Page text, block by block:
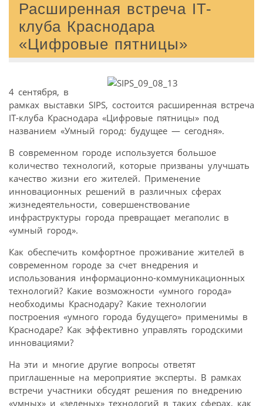
Расширенная встреча IT-
клуба Краснодара
«Цифровые пятницы»
4 сентября, в
рамках выставки SIPS, состоится расширенная встреча
IT-клуба Краснодара «Цифровые пятницы» под
названием «Умный город: будущее — сегодня».
В современном городе используется большое
количество технологий, которые призваны улучшать
качество жизни его жителей. Применение
инновационных решений в различных сферах
жизнедеятельности, совершенствование
инфраструктуры города превращает мегаполис в
«умный город».
Как обеспечить комфортное проживание жителей в
современном городе за счет внедрения и
использования информационно-коммуникационных
технологий? Какие возможности «умного города»
необходимы Краснодару? Какие технологии
построения «умного города будущего» применимы в
Краснодаре? Как эффективно управлять городскими
инновациями?
На эти и многие другие вопросы ответят
приглашенные на мероприятие эксперты. В рамках
встречи участники обсудят решения по внедрению
«умных» и «зеленых» технологий в таких сферах, как